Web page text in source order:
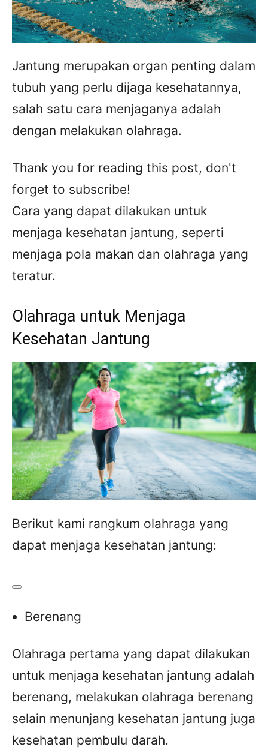
Jantung merupakan organ penting dalam
tubuh yang perlu dijaga kesehatannya,
salah satu cara menjaganya adalah
dengan melakukan olahraga.
Thank you for reading this post, don't
forget to subscribe!
Cara yang dapat dilakukan untuk
menjaga kesehatan jantung, seperti
menjaga pola makan dan olahraga yang
teratur.
Olahraga untuk Menjaga
Kesehatan Jantung
Berikut kami rangkum olahraga yang
dapat menjaga kesehatan jantung:
Berenang
Olahraga pertama yang dapat dilakukan
untuk menjaga kesehatan jantung adalah
berenang, melakukan olahraga berenang
selain menunjang kesehatan jantung juga
kesehatan pembulu darah.